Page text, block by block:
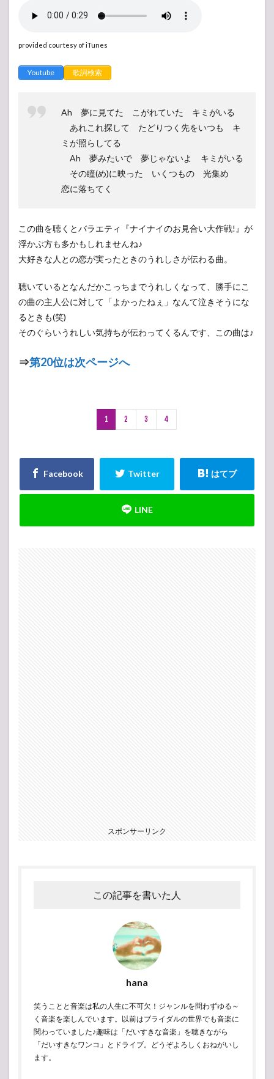
provided courtesy of iTunes
Youtube 歌詞検索
Ah 夢に見てた こがれていた キミがいる
あれこれ探して たどりつく先をいつも キ
ミが照らしてる
Ah 夢みたいで 夢じゃないよ キミがいる
その瞳(め)に映った いくつもの 光集め
恋に落ちてく
この曲を聴くとバラエティ『ナイナイのお見合い大作戦!』が
浮かぶ方も多かもしれませんね♪
大好きな人との恋が実ったときのうれしさが伝わる曲。
聴いているとなんだかこっちまでうれしくなって、勝手にこ
の曲の主人公に対して「よかったねぇ」なんて泣きそうにな
るときも(笑)
そのぐらいうれしい気持ちが伝わってくるんです、この曲は♪
⇒第20位は次ページへ
1 2 3 4
スポンサーリンク
この記事を書いた人
hana
笑うことと音楽は私の人生に不可欠！ジャンルを問わずゆる～
く音楽を楽しんでいます。以前はブライダルの世界でも音楽に
関わっていました♪趣味は「だいすきな音楽」を聴きながら
「だいすきなワンコ」とドライブ。どうぞよろしくおねがいし
ます。